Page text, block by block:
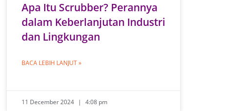
Apa Itu Scrubber? Perannya
dalam Keberlanjutan Industri
dan Lingkungan
BACA LEBIH LANJUT »
11 December 2024 4:08 pm